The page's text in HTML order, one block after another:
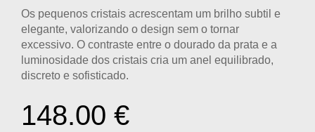
Os pequenos cristais acrescentam um brilho subtil e
elegante, valorizando o design sem o tornar
excessivo. O contraste entre o dourado da prata e a
luminosidade dos cristais cria um anel equilibrado,
discreto e sofisticado.
148.00 €